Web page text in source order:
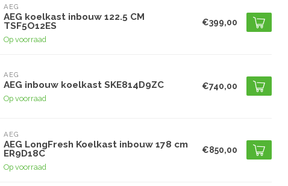
AEG
AEG koelkast inbouw 122.5 CM
TSF5O12ES
Op voorraad
€399,00
AEG
AEG inbouw koelkast SKE814D9ZC
Op voorraad
€740,00
AEG
AEG LongFresh Koelkast inbouw 178 cm
ER9D18C
Op voorraad
€850,00